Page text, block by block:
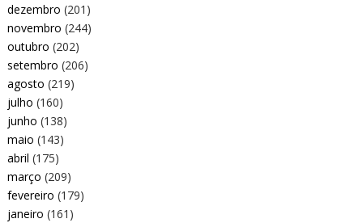
dezembro (201)
novembro (244)
outubro (202)
setembro (206)
agosto (219)
julho (160)
junho (138)
maio (143)
abril (175)
março (209)
fevereiro (179)
janeiro (161)